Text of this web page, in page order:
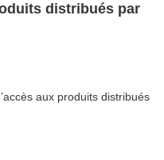
distribués par